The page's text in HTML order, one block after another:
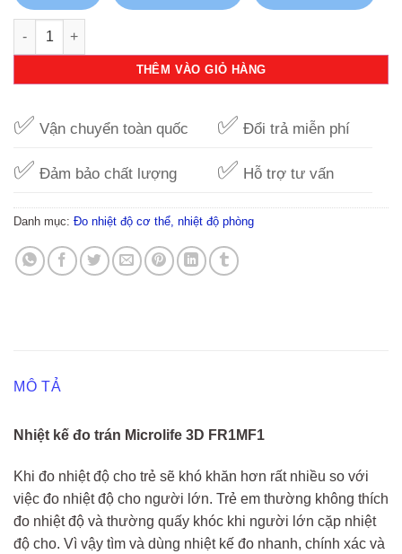
Nhiệt kế đo trán Microlife 3D FR1MF1 số lượng
THÊM VÀO GIỎ HÀNG
✅ Vận chuyển toàn quốc ✅ Đổi trả miễn phí
✅ Đảm bảo chất lượng ✅ Hỗ trợ tư vấn
Danh mục: Đo nhiệt độ cơ thể, nhiệt độ phòng
MÔ TẢ
Nhiệt kế đo trán Microlife 3D FR1MF1
Khi đo nhiệt độ cho trẻ sẽ khó khăn hơn rất nhiều so với
việc đo nhiệt độ cho người lớn. Trẻ em thường không thích
đo nhiệt độ và thường quấy khóc khi người lớn cặp nhiệt
độ cho. Vì vậy tìm và dùng nhiệt kế đo nhanh, chính xác và